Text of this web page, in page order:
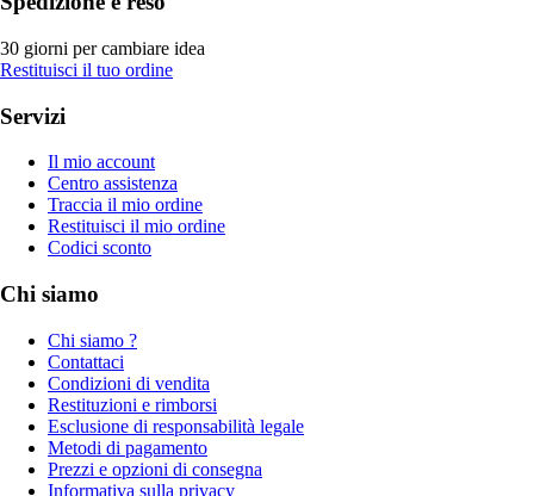
30 giorni per cambiare idea
Restituisci il tuo ordine
Servizi
Il mio account
Centro assistenza
Traccia il mio ordine
Restituisci il mio ordine
Codici sconto
Chi siamo
Chi siamo ?
Contattaci
Condizioni di vendita
Restituzioni e rimborsi
Esclusione di responsabilità legale
Metodi di pagamento
Prezzi e opzioni di consegna
Informativa sulla privacy